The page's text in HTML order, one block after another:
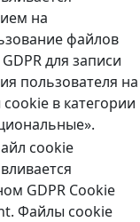
на
файлов
для записи
пользователя на
в категории
cookie
GDPR Cookie
Файлы cookie